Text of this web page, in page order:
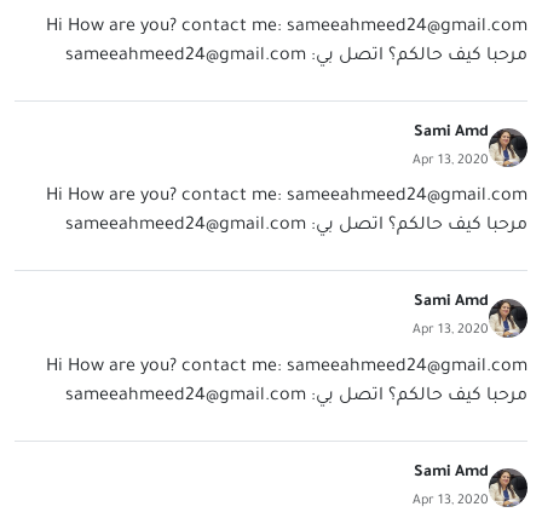
Hi How are you? contact me: sameeahmeed24@gmail.com
مرحبا كيف حالكم؟ اتصل بي: sameeahmeed24@gmail.com
Sami Amd
Apr 13, 2020
Hi How are you? contact me: sameeahmeed24@gmail.com
مرحبا كيف حالكم؟ اتصل بي: sameeahmeed24@gmail.com
Sami Amd
Apr 13, 2020
Hi How are you? contact me: sameeahmeed24@gmail.com
مرحبا كيف حالكم؟ اتصل بي: sameeahmeed24@gmail.com
Sami Amd
Apr 13, 2020